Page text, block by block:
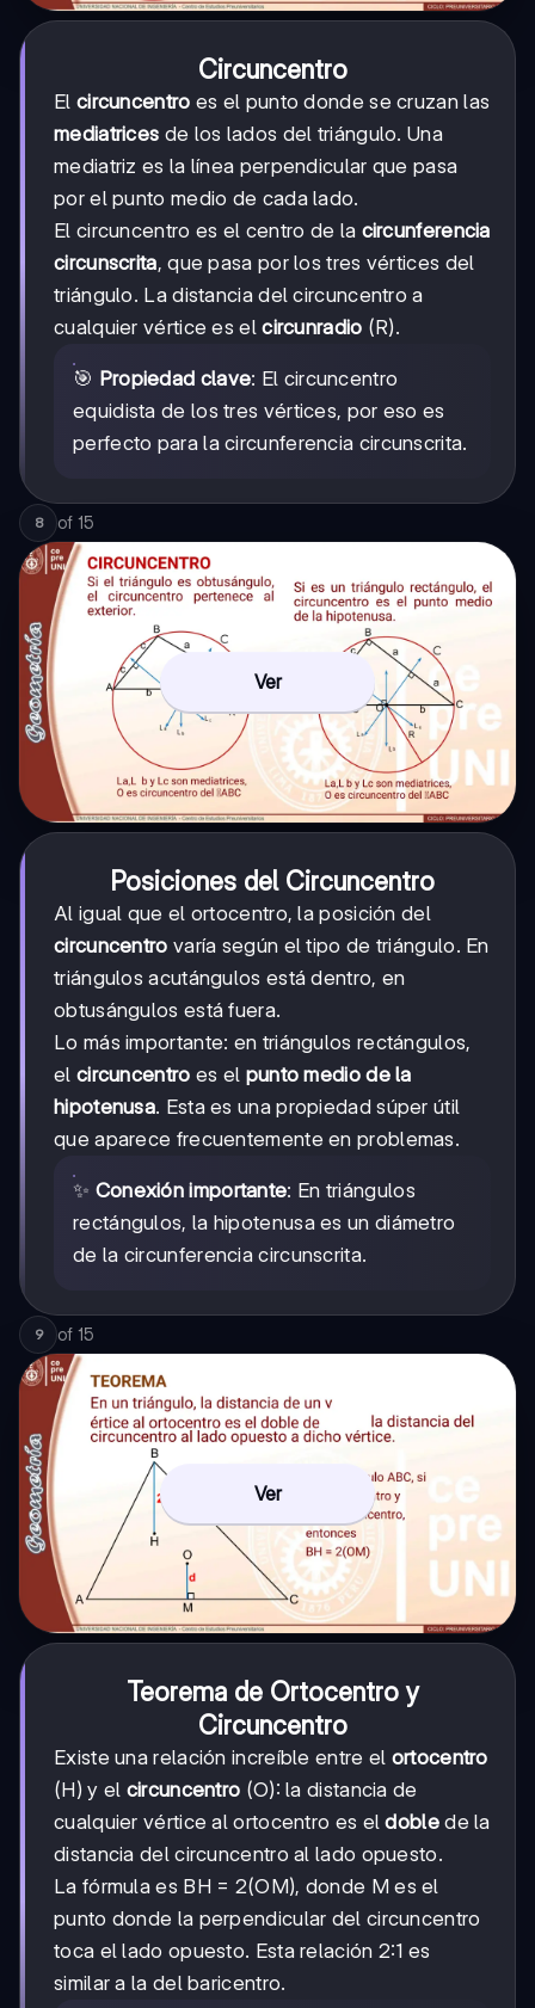
Circuncentro
El circuncentro es el punto donde se cruzan las
mediatrices de los lados del triángulo. Una
mediatriz es la línea perpendicular que pasa
por el punto medio de cada lado.
El circuncentro es el centro de la circunferencia
circunscrita, que pasa por los tres vértices del
triángulo. La distancia del circuncentro a
cualquier vértice es elcircunradio (R).
🎯 Propiedad clave: El circuncentro
equidista de los tres vértices, por eso es
perfecto para la circunferencia circunscrita.
8 of 15
Ver
Posiciones del Circuncentro
Al igual que el ortocentro, la posición del
circuncentro varía según el tipo de triángulo. En
triángulos acutángulos está dentro, en
obtusángulos está fuera.
Lo más importante: en triángulos rectángulos,
el circuncentro es el punto medio de la
hipotenusa. Esta es una propiedad súper útil
que aparece frecuentemente en problemas.
✨ Conexión importante: En triángulos
rectángulos, la hipotenusa es un diámetro
de la circunferencia circunscrita.
9 of 15
Ver
Teorema de Ortocentro y
Circuncentro
Existe una relación increíble entre el ortocentro
(H) y el circuncentro (O): la distancia de
cualquier vértice al ortocentro es eldoblede la
distancia del circuncentro al lado opuesto.
La fórmula es BH = 2(OM), donde M es el
punto donde la perpendicular del circuncentro
toca el lado opuesto. Esta relación 2:1 es
similar a la del baricentro.